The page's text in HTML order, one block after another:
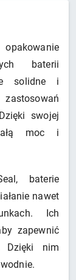
baterii
solidne i
swojej
moc i
baterie
nawet
Ich
zapewnić
Dzięki nim